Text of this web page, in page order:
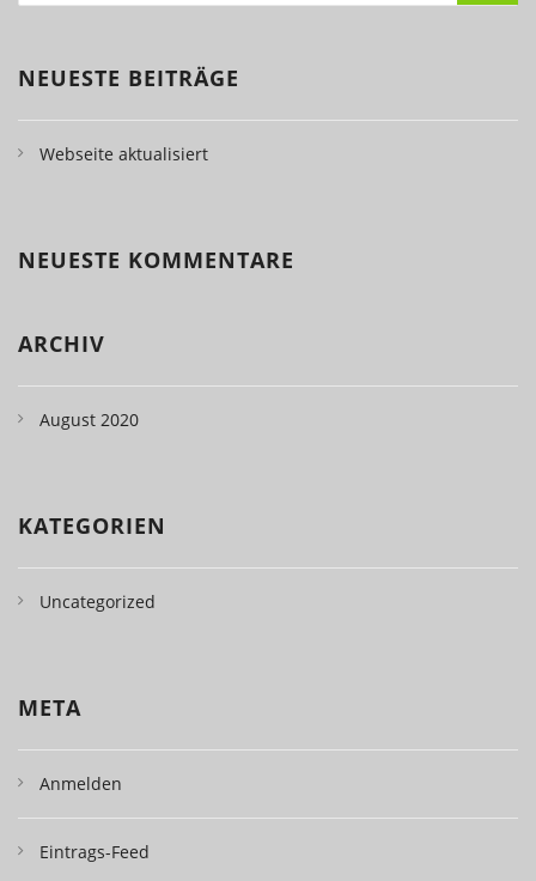
NEUESTE BEITRÄGE
Webseite aktualisiert
NEUESTE KOMMENTARE
ARCHIV
August 2020
KATEGORIEN
Uncategorized
META
Anmelden
Eintrags-Feed